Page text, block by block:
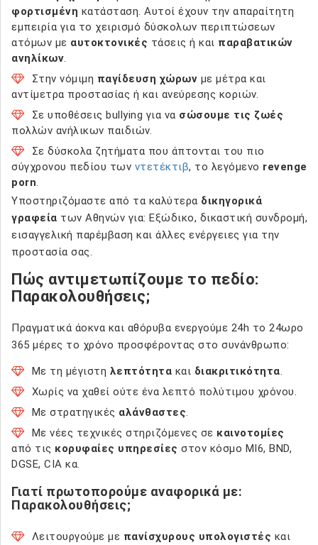
φορτισμένη κατάσταση. Αυτοί έχουν την απαραίτητη
εμπειρία για το χειρισμό δύσκολων περιπτώσεων
ατόμων με αυτοκτονικές τάσεις ή και παραβατικών
ανηλίκων.
Στην νόμιμη παγίδευση χώρων με μέτρα και
αντίμετρα προστασίας ή και ανεύρεσης κοριών.
Σε υποθέσεις bullying για να σώσουμε τις ζωές
πολλών ανήλικων παιδιών.
Σε δύσκολα ζητήματα που άπτονται του πιο
σύγχρονου πεδίου των ντετέκτιβ, το λεγόμενο revenge
porn.
Υποστηριζόμαστε από τα καλύτερα δικηγορικά
γραφεία των Αθηνών για: Εξώδικο, δικαστική συνδρομή,
εισαγγελική παρέμβαση και άλλες ενέργειες για την
προστασία σας.
Πώς αντιμετωπίζουμε το πεδίο:
Παρακολουθήσεις;
Πραγματικά άοκνα και αθόρυβα ενεργούμε 24h το 24ωρο
365 μέρες το χρόνο προσφέροντας στο συνάνθρωπο:
Με τη μέγιστη λεπτότητα και διακριτικότητα.
Χωρίς να χαθεί ούτε ένα λεπτό πολύτιμου χρόνου.
Με στρατηγικές αλάνθαστες.
Με νέες τεχνικές στηριζόμενες σε καινοτομίες
από τις κορυφαίες υπηρεσίες στον κόσμο MI6, BND,
DGSE, CIA κα.
Γιατί πρωτοπορούμε αναφορικά με:
Παρακολουθήσεις;
Λειτουργούμε με πανίσχυρους υπολογιστές και